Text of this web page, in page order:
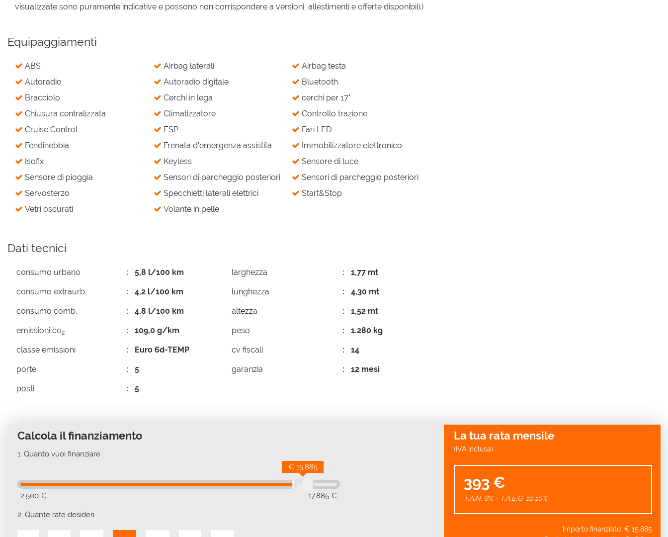
visualizzate sono puramente indicative e possono non corrispondere a versioni, allestimenti e offerte disponibili.)
Equipaggiamenti
ABS Airbag laterali
Airbag testa
Autoradio
Autoradio digitale
Bluetooth
Bracciolo
Cerchi in lega
cerchi per 17°
Chiusura centralizzata
Climatizzatore
Controllo trazione
Cruise Control
ESP
Fari LED
Fendinebbia
Frenata d'emergenza assistita
Immobilizzatore elettronico
Isofix
Keyless
Sensore di luce
Sensore di pioggia
Sensori di parcheggio posteriori
Sensori di parcheggio posteriori
Servosterzo
Specchietti laterali elettrici
Start&Stop
Vetri oscurati
Volante in pelle
Dati tecnici
consumo urbano 5,8 l/100 km
consumo extraurb. 4,2 l/100 km
consumo comb. 4,8 l/100 km
emissioni co2 109,0 g/km
classe emissioni Euro 6d-TEMP
porte 5
posti 5
larghezza 1,77 mt
lunghezza 4,30 mt
altezza 1,52 mt
peso 1.280 kg
cv fiscali 14
garanzia 12 mesi
Calcola il finanziamento
1. Quanto vuoi finanziare
2.500 € 17.885 €
€ 15.885
2. Quante rate desideri
La tua rata mensile
(IVA inclusa)
393 €
T.A.N. 8% - T.A.E.G. 10,10%
Importo finanziato: € 15.885